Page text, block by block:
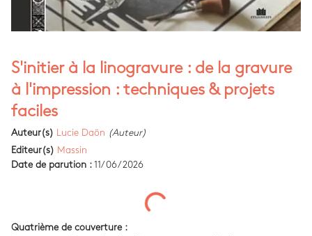
S'initier à la linogravure : de la gravure
à l'impression : techniques & projets
faciles
Auteur(s) Lucie Daön
(Auteur)
Editeur(s) Massin
Date de parution : 11/06/2026
Quatrième de couverture :